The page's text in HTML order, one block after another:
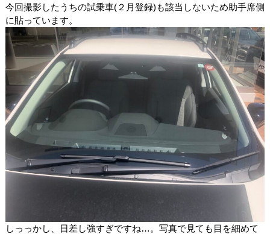
今回撮影したうちの試乗車(２月登録)も該当しないため助手席側
に貼っています。
しっっかし、日差し強すぎですね…。写真で見ても目を細めて